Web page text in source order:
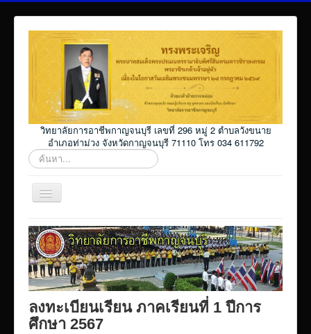
วิทยาลัยการอาชีพกาญจนบุรี เลขที่ 296 หมู่ 2 ตำบลวังขนาย
อำเภอท่าม่วง จังหวัดกาญจนบุรี 71110 โทร 034 611792
ค้นหา...
สลับ
เก
ชั่น
Home
โปรแกรม ศธ02 ออนไลน์
Elearning_kicec
Facebookงานประชาสัมพันธ์
VTR แนะนำวิทยาลัย
ลงทะเบียนเรียน ภาคเรียนที่ 1 ปีการ
ศึกษา 2567